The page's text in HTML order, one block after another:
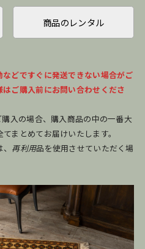
商品のレンタル
どですぐに発送できない場合がご
ご購入前にお問い合わせくださ
入の場合、購入商品の中の一番大
まとめてお届けいたします。
再利用品を使用させていただく場